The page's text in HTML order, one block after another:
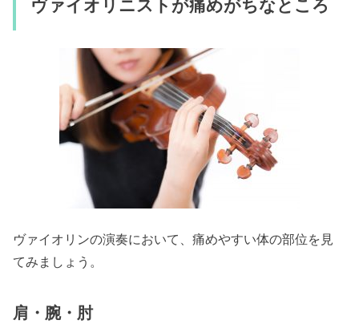
ヴァイオリニストが痛めがちなところ
ヴァイオリンの演奏において、痛めやすい体の部位を見
てみましょう。
肩・腕・肘